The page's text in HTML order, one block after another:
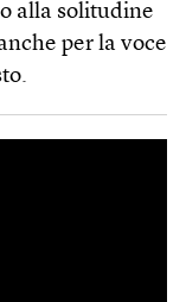
alla solitudine
per la voce